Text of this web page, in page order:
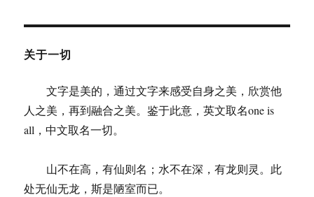
关于一切
文字是美的，通过文字来感受自身之美，欣赏他
人之美，再到融合之美。鉴于此意，英文取名one is
all，中文取名一切。
山不在高，有仙则名；水不在深，有龙则灵。此
处无仙无龙，斯是陋室而已。